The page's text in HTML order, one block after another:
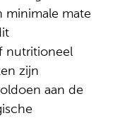
minimale mate
nutritioneel
zijn
aan de